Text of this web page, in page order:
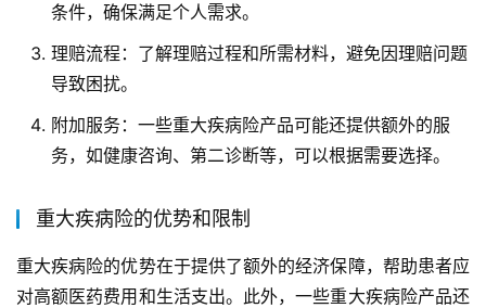
条件，确保满足个人需求。
理赔流程：了解理赔过程和所需材料，避免因理赔问题
导致困扰。
附加服务：一些重大疾病险产品可能还提供额外的服
务，如健康咨询、第二诊断等，可以根据需要选择。
重大疾病险的优势和限制
重大疾病险的优势在于提供了额外的经济保障，帮助患者应
对高额医药费用和生活支出。此外，一些重大疾病险产品还